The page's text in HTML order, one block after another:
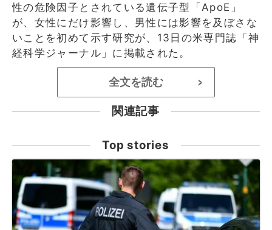
性の危険因子とされている遺伝子型「ApoE」
が、女性にだけ影響し、男性には影響を及ぼさな
いことを初めて示す研究が、13日の米専門誌「神
経科学ジャーナル」に掲載された。
全文を読む >
関連記事
Top stories